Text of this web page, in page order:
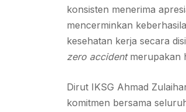
konsisten menerima
mencerminkan
kesehatan kerja secara
zero accidentmerupakan
Dirut IKSG Ahmad
komitmen bersama